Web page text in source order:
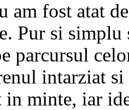
am fost atat
Pur si simplu
parcursul
intarziat
minte, iar